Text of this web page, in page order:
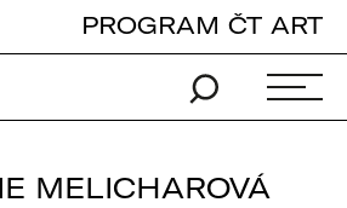
PROGRAM ČT ART
MELICHAROVÁ